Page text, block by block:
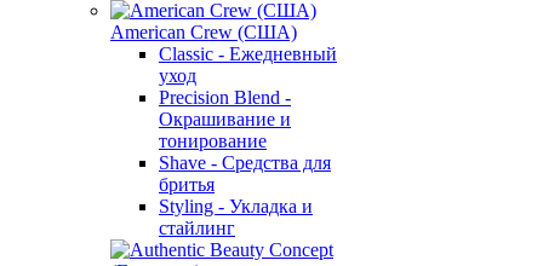
American Crew (США)
Classic - Ежедневный
уход
Precision Blend -
Окрашивание и
тонирование
Shave - Средства для
бритья
Styling - Укладка и
стайлинг